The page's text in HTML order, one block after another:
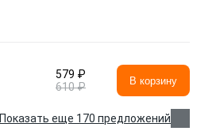
579 ₽
610 ₽
В корзину
Показать еще 170 предложений